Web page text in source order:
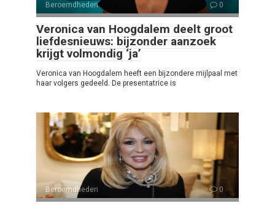
Beroemdheden 0
Veronica van Hoogdalem deelt groot
liefdesnieuws: bijzonder aanzoek
krijgt volmondig ‘ja’
Veronica van Hoogdalem heeft een bijzondere mijlpaal met
haar volgers gedeeld. De presentatrice is
Beroemdheden 0